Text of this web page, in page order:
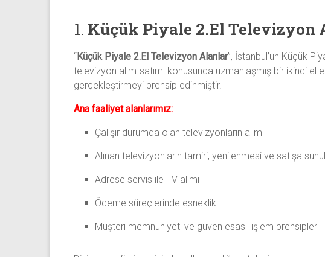
1. Küçük Piyale 2.El Televizyon
“Küçük Piyale 2.El Televizyon Alanlar”, İstanbul’un Küçük
televizyon alım-satımı konusunda uzmanlaşmış bir ikinci el
gerçekleştirmeyi prensip edinmiştir.
Ana faaliyet alanlarımız:
Çalışır durumda olan televizyonların alımı
Alınan televizyonların tamiri, yenilenmesi ve satışa
Adrese servis ile TV alımı
Ödeme süreçlerinde esneklik
Müşteri memnuniyeti ve güven esaslı işlem prensipleri